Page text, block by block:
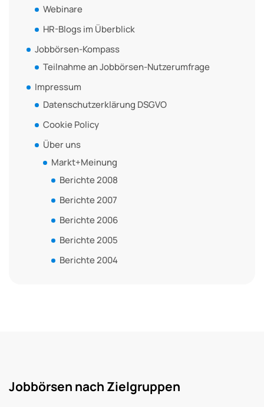
Webinare
HR-Blogs im Überblick
Jobbörsen-Kompass
Teilnahme an Jobbörsen-Nutzerumfrage
Impressum
Datenschutzerklärung DSGVO
Cookie Policy
Über uns
Markt+Meinung
Berichte 2008
Berichte 2007
Berichte 2006
Berichte 2005
Berichte 2004
Jobbörsen nach Zielgruppen